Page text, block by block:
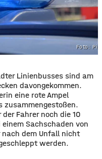
Foto:
Linienbusses sind am
davongekommen.
eine rote Ampel
zusammengestoßen.
Fahrer noch die 10
Sachschaden von
nach dem Unfall nicht
werden.